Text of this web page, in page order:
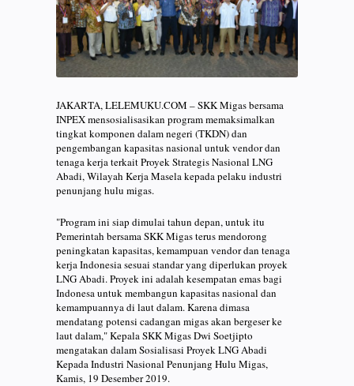
JAKARTA, LELEMUKU.COM – SKK Migas bersama
INPEX mensosialisasikan program memaksimalkan
tingkat komponen dalam negeri (TKDN) dan
pengembangan kapasitas nasional untuk vendor dan
tenaga kerja terkait Proyek Strategis Nasional LNG
Abadi, Wilayah Kerja Masela kepada pelaku industri
penunjang hulu migas.
"Program ini siap dimulai tahun depan, untuk itu
Pemerintah bersama SKK Migas terus mendorong
peningkatan kapasitas, kemampuan vendor dan tenaga
kerja Indonesia sesuai standar yang diperlukan proyek
LNG Abadi. Proyek ini adalah kesempatan emas bagi
Indonesa untuk membangun kapasitas nasional dan
kemampuannya di laut dalam. Karena dimasa
mendatang potensi cadangan migas akan bergeser ke
laut dalam," Kepala SKK Migas Dwi Soetjipto
mengatakan dalam Sosialisasi Proyek LNG Abadi
Kepada Industri Nasional Penunjang Hulu Migas,
Kamis, 19 Desember 2019.